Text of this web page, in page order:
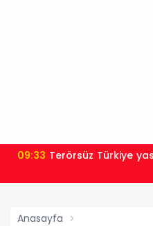
09:33 Terörsüz Türkiye
Anasayfa